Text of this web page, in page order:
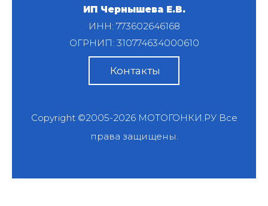
ИП Чернышева Е.В.
ИНН: 773602646168
ОГРНИП: 310774634000610
Контакты
Copyright ©2005-2026 МОТОГОНКИ.РУВсе
права защищены.